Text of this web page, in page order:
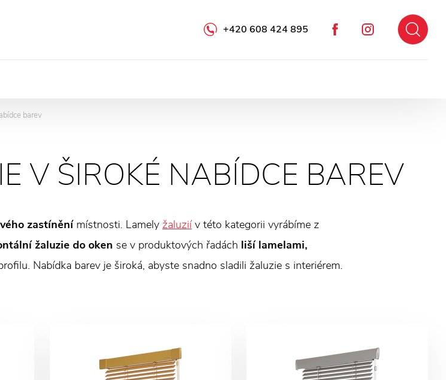
Instagram
Facebook
+420 608 424 895
barev
V ŠIROKÉ NABÍDCE BAREV
zastíněnímístnosti. Lamely žaluziív této kategorii vyrábíme z
žaluzie do oken se v produktových řadách liší lamelami,
Nabídka barev je široká, abyste snadno sladili žaluzie s interiérem.